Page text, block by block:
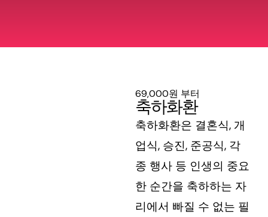
69,000원 부터
축하화환
축하화환은 결혼식, 개
업식, 승진, 준공식, 각
종 행사 등 인생의 중요
한 순간을 축하하는 자
리에서 빠질 수 없는 필